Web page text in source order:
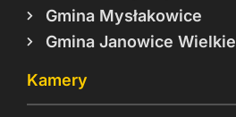
Gmina Mysłakowice
Gmina Janowice Wielkie
Kamery